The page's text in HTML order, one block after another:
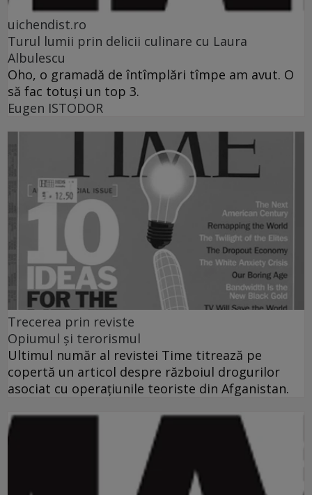
uichendist.ro
Turul lumii prin delicii culinare cu Laura
Albulescu
Oho, o gramadă de întîmplări tîmpe am avut. O
să fac totuşi un top 3.
Eugen ISTODOR
Trecerea prin reviste
Opiumul şi terorismul
Ultimul număr al revistei Time titrează pe
copertă un articol despre războiul drogurilor
asociat cu operaţiunile teoriste din Afganistan.